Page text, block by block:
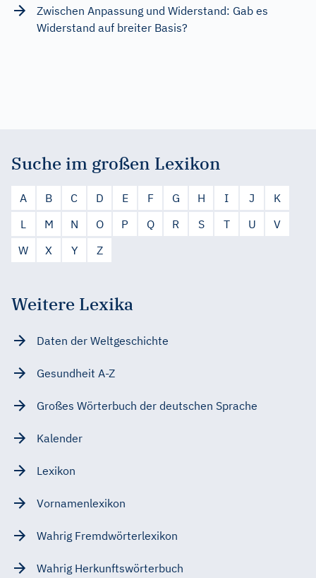
Zwischen Anpassung und Widerstand: Gab es
Widerstand auf breiter Basis?
Suche im großen Lexikon
A B C D E F G H I J
K
L
M N O P Q R S T U
V
W
X Y Z
Weitere Lexika
Daten der Weltgeschichte
Gesundheit A-Z
Großes Wörterbuch der deutschen Sprache
Kalender
Lexikon
Vornamenlexikon
Wahrig Fremdwörterlexikon
Wahrig Herkunftswörterbuch